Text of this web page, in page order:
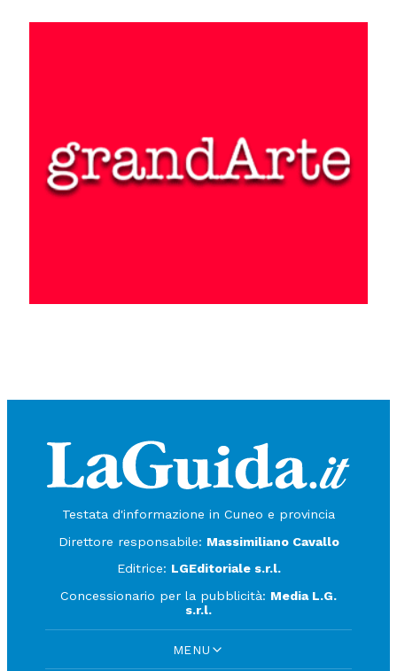
Testata d'informazione in Cuneo e provincia
Direttore responsabile: Massimiliano Cavallo
Editrice: LGEditoriale s.r.l.
Concessionario per la pubblicità: Media L.G.
s.r.l.
MENU